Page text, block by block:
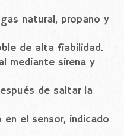
natural, propano y
de alta fiabilidad.
mediante sirena y
de saltar la
el sensor, indicado